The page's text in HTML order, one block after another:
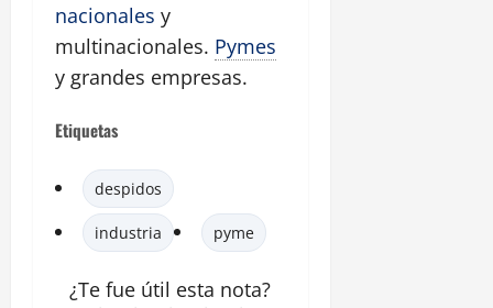
nacionales y
multinacionales. Pymes
y grandes empresas.
Etiquetas
despidos
industria pyme
¿Te fue útil esta nota?